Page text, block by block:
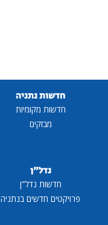
חדשות נתניה
חדשות מקומיות
מבזקים
נדל"ן
חדשות נדל"ן
פרויקטים חדשים בנתניה